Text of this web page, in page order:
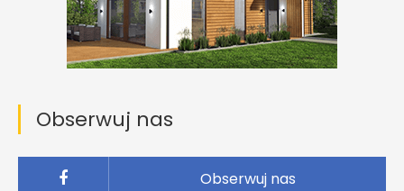
Obserwuj nas
Obserwuj nas